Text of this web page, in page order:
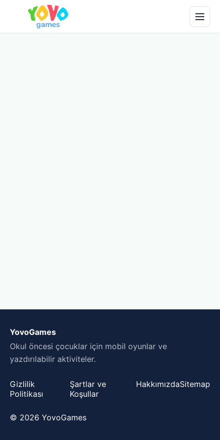
YovoGames
Okul öncesi çocuklar için mobil oyunlar ve
yazdırılabilir aktiviteler.
Gizlilik
Politikası
Şartlar ve
Koşullar
HakkımızdaSitemap
© 2026 YovoGames